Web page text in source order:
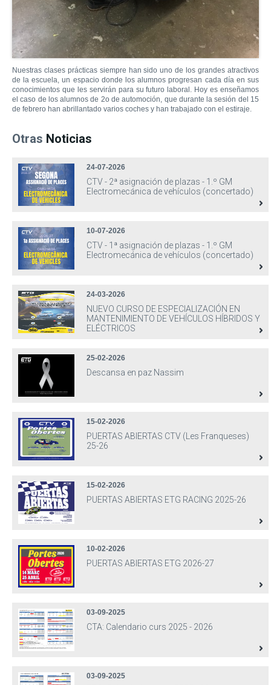
Nuestras clases prácticas siempre han sido uno de los grandes atractivos
de la escuela, un espacio donde los alumnos progresan cada día en sus
conocimientos que les servirán para su futuro laboral. Hoy es enseñamos
el caso de los alumnos de 2o de automoción, que durante la sesión del 15
de febrero han abrillantado varios coches y han trabajado con el estiraje.
Otras Noticias
24-07-2026
CTV - 2ª asignación de plazas - 1.º GM
Electromecánica de vehículos (concertado)
10-07-2026
CTV - 1ª asignación de plazas - 1.º GM
Electromecánica de vehículos (concertado)
24-03-2026
NUEVO CURSO DE ESPECIALIZACIÓN EN
MANTENIMIENTO DE VEHÍCULOS HÍBRIDOS Y
ELÉCTRICOS
25-02-2026
Descansa en paz Nassim
15-02-2026
PUERTAS ABIERTAS CTV (Les Franqueses)
25-26
15-02-2026
PUERTAS ABIERTAS ETG RACING 2025-26
10-02-2026
PUERTAS ABIERTAS ETG 2026-27
03-09-2025
CTA: Calendario curs 2025 - 2026
03-09-2025